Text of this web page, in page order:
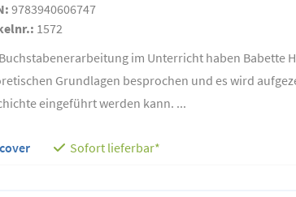
9783940606747
1572
im Unterricht haben Babette
Grundlagen besprochen und es wird
eingeführt werden kann. ...
Sofort lieferbar*